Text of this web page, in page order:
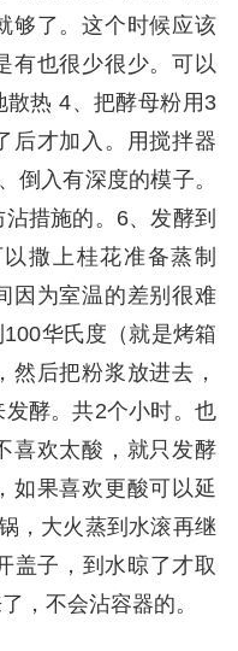
够了。这个时候应该
有也很少很少。可以
散热 4、把酵母粉用3
后才加入。用搅拌器
倒入有深度的模子。
措施的。6、发酵到
撒上桂花准备蒸制
因为室温的差别很难
华氏度（就是烤箱
后把粉浆放进去，
酵。共2个小时。也
喜欢太酸，就只发酵
如果喜欢更酸可以延
，大火蒸到水滚再继
盖子，到水晾了才取
，不会沾容器的。